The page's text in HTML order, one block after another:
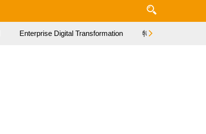
Enterprise Digital Transformation 特集